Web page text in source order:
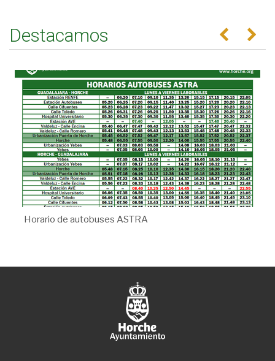
Destacamos Anterior
Horario de autobuses ASTRA